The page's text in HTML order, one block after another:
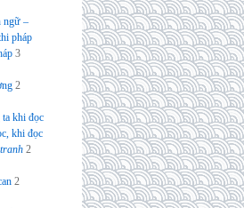
ngữ –
pháp
3
2
khi đọc
khi đọc
2
2